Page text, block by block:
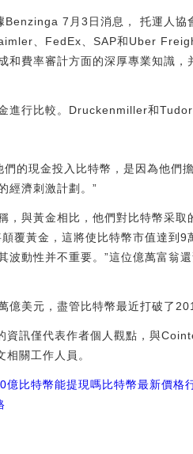
7月3日消息， 托運人
、FedEx、SAP和Uber
費率審計方面的深厚專業知識，
進行比較。Druckenmiller和
的現金投入比特幣，是因為他們
經濟刺激計劃。”
與黃金相比，他們對比特幣采取
覆黃金，這將使比特幣市值達到9
動性并不重要。”這位億萬富翁
美元，盡管比特幣最近打破了
訊僅代表作者個人觀點，與
關工作人員。
億比特幣能提現嗎比特幣最新價格